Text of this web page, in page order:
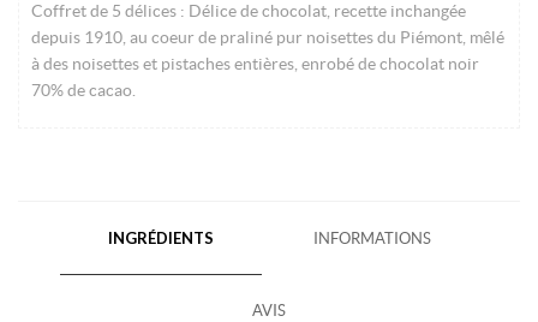
Coffret de 5 délices : Délice de chocolat, recette inchangée
depuis 1910, au coeur de praliné pur noisettes du Piémont, mêlé
à des noisettes et pistaches entières, enrobé de chocolat noir
70% de cacao.
INGRÉDIENTS INFORMATIONS
AVIS